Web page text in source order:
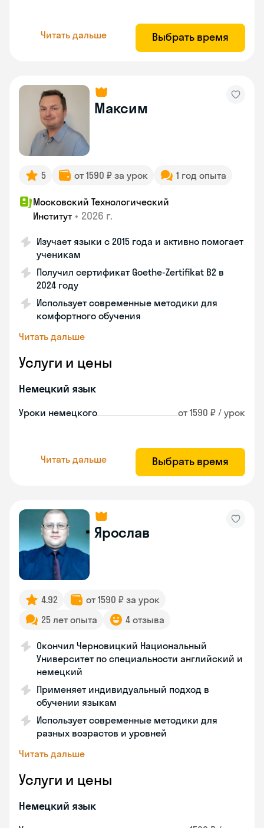
Читать дальше Выбрать время
Максим
5 от 1590 ₽ за урок 1 год опыта
Московский Технологический
Институт • 2026 г.
Изучает языки с 2015 года и активно помогает
ученикам
Получил сертификат Goethe-Zertifikat B2 в
2024 году
Использует современные методики для
комфортного обучения
Читать дальше
Услуги и цены
Немецкий язык
Уроки немецкого от 1590 ₽ / урок
Читать дальше Выбрать время
Ярослав
4.92
от 1590 ₽ за урок
25 лет опыта
4 отзыва
Окончил Черновицкий Национальный
Университет по специальности английский и
немецкий
Применяет индивидуальный подход в
обучении языкам
Использует современные методики для
разных возрастов и уровней
Читать дальше
Услуги и цены
Немецкий язык